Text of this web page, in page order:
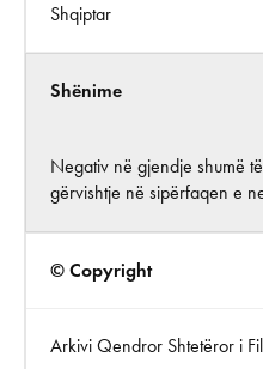
Shqiptar
Shënime
Negativ në gjendje shumë
gërvishtje në sipërfaqen e
© Copyright
Arkivi Qendror Shtetëror i